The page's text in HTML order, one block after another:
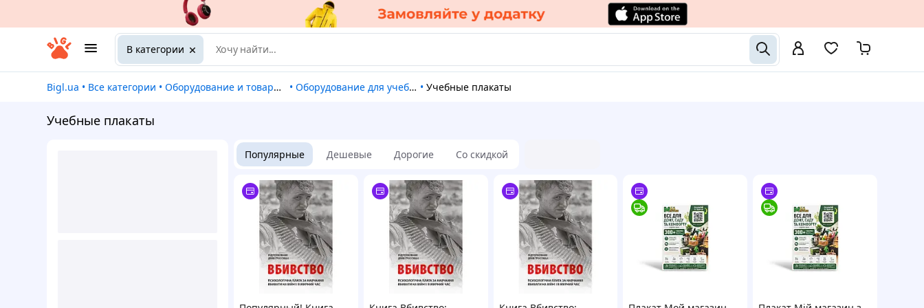
В категории
Bigl.ua • Все категории • Оборудование и товары для предоставления услуг • Оборудование для учебных заведений • Учебные плакаты
Учебные плакаты
Популярные Дешевые Дорогие Со скидкой